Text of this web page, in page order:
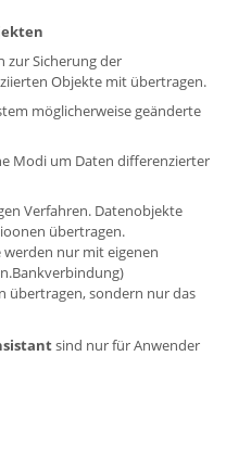
zur Sicherung der
Objekte mit übertragen.
möglicherweise geänderte
Modi um Daten differenzierter
Verfahren. Datenobjekte
übertragen.
nur mit eigenen
übertragen, sondern nur das
sind nur für Anwender